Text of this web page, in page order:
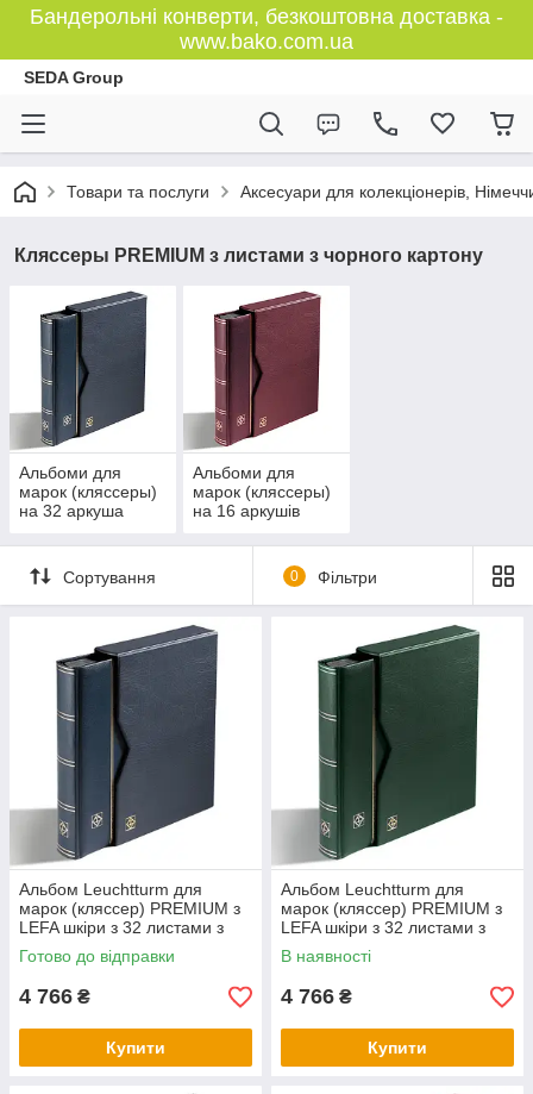
Бандерольні конверти, безкоштовна доставка -
www.bako.com.ua
SEDA Group
Товари та послуги Аксесуари для колекціонерів,
Кляссеры PREMIUM з листами з чорного картону
Альбоми для
марок (кляссеры)
на 32 аркуша
Альбоми для
марок (кляссеры)
на 16 аркушів
Сортування 0 Фільтри
Альбом Leuchtturm для
марок (кляссер) PREMIUM з
LEFA шкіри з 32 листами з
чорного картону, А4 з
футляром,
Готово до відправки
4 766 ₴
Купити
Альбом Leuchtturm для
марок (кляссер) PREMIUM з
LEFA шкіри з 32 листами з
чорного картону, А4 з
футляром,
В наявності
4 766 ₴
Купити